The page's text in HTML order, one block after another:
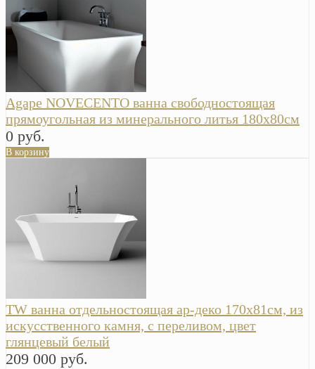
Agape NOVECENTO ванна свободностоящая
прямоугольная из минерального литья 180х80см
0 руб.
В корзину
TW ванна отдельностоящая ар-деко 170х81см, из
искусственного камня, с переливом, цвет
глянцевый белый
209 000 руб.